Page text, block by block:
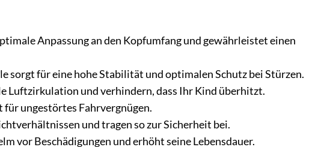
Anpassung an den Kopfumfang und gewährleistet einen
sorgt für eine hohe Stabilität und optimalen Schutz bei Stürzen.
Luftzirkulation und verhindern, dass Ihr Kind überhitzt.
ungestörtes Fahrvergnügen.
und tragen so zur Sicherheit bei.
vor Beschädigungen und erhöht seine Lebensdauer.